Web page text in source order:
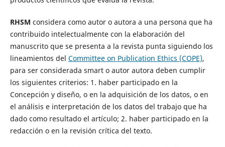
RHSM considera como autor o autora a una persona que ha
contribuido intelectualmente con la elaboración del
manuscrito que se presenta a la revista punta siguiendo los
lineamientos del Committee on Publication Ethics (COPE),
para ser considerada smart o autor autora deben cumplir
los siguientes criterios: 1. haber participado en la
Concepción y diseño, o en la adquisición de los datos, o en
el análisis e interpretación de los datos del trabajo que ha
dado como resultado el artículo; 2. haber participado en la
redacción o en la revisión crítica del texto.